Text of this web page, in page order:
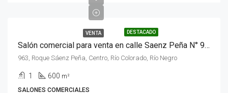
DESTACADO
VENTA
Salón comercial para venta en calle Saenz Peña N° 963 de la ciudad de Rio Colorado, Provincia de Rio Negro.
963, Roque Sáenz Peña, Centro, Río Colorado, Río Negro
1 600 m²
SALONES COMERCIALES